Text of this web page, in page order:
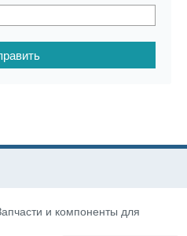
и компоненты для